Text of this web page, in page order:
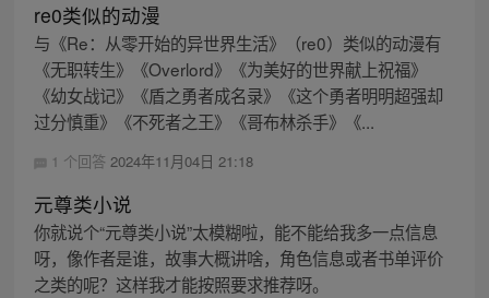
re0类似的动漫
与《Re：从零开始的异世界生活》（re0）类似的动漫有
《无职转生》《Overlord》《为美好的世界献上祝福》
《幼女战记》《盾之勇者成名录》《这个勇者明明超强却
过分慎重》《不死者之王》《哥布林杀手》《...
1 个回答 2024年11月04日 21:18
元尊类小说
你就说个“元尊类小说”太模糊啦，能不能给我多一点信息
呀，像作者是谁，故事大概讲啥，角色信息或者书单评价
之类的呢？这样我才能按照要求推荐呀。